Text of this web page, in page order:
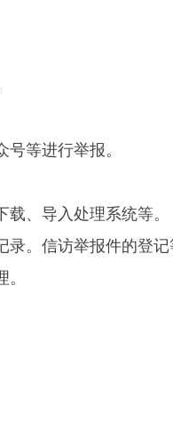
等进行举报。
、导入处理系统等。
。信访举报件的登记